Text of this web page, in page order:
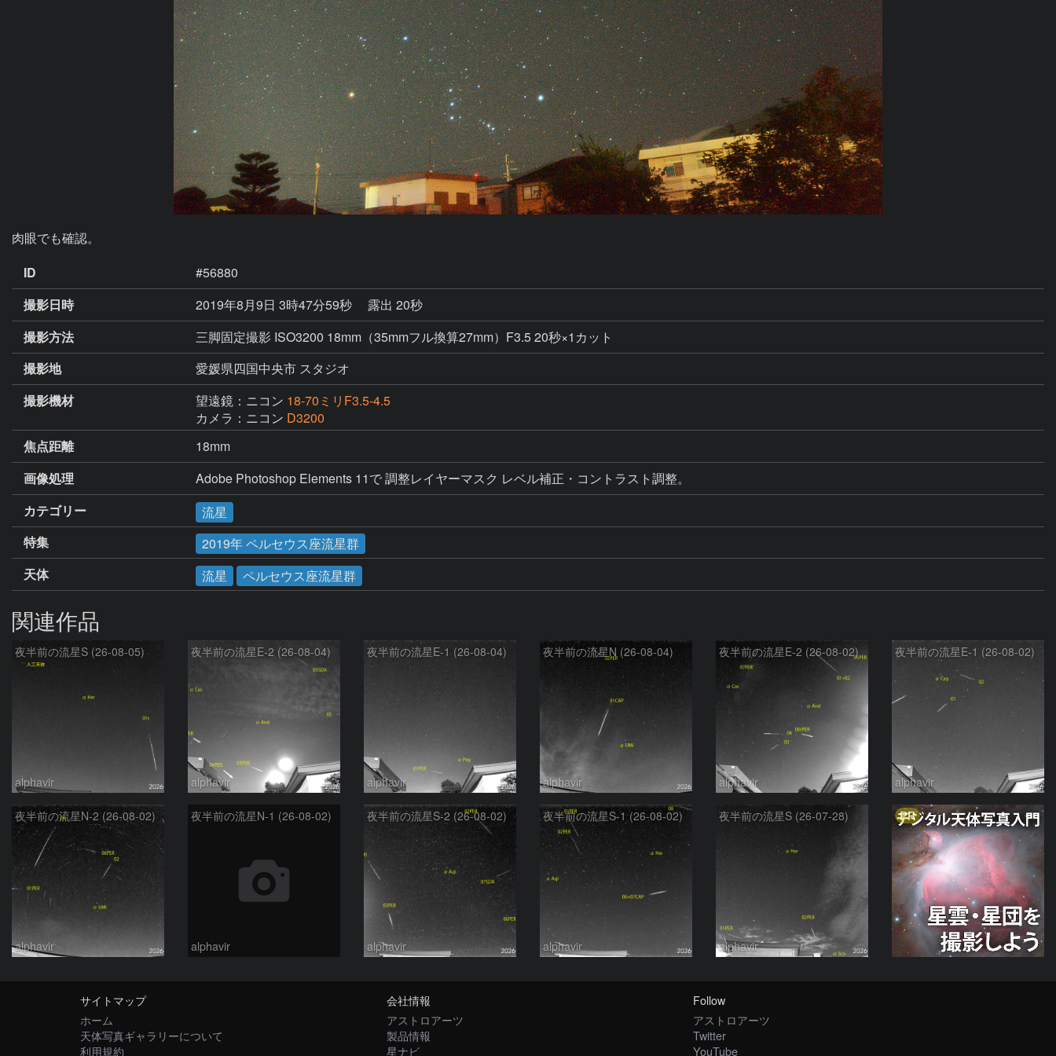
肉眼でも確認。
ID
#56880
撮影日時
2019年8月9日 3時47分59秒
露出 20秒
撮影方法
三脚固定撮影 ISO3200 18mm（35mmフル換算27mm）F3.5 20秒×1カット
撮影地
愛媛県四国中央市 スタジオ
撮影機材
望遠鏡：ニコン 18-70ミリF3.5-4.5
カメラ：ニコン D3200
焦点距離
18mm
画像処理
Adobe Photoshop Elements 11で 調整レイヤーマスク レベル補正・コントラスト調整。
カテゴリー
流星
特集
2019年 ペルセウス座流星群
天体
流星 ペルセウス座流星群
関連作品
夜半前の流星S (26-08-05)
alphavir
夜半前の流星E-2 (26-08-04)
alphavir
夜半前の流星E-1 (26-08-04)
alphavir
夜半前の流星N (26-08-04)
alphavir
夜半前の流星E-2 (26-08-02)
alphavir
夜半前の流星E-1 (26-08-02)
alphavir
夜半前の流星N-2 (26-08-02)
alphavir
夜半前の流星N-1 (26-08-02)
alphavir
夜半前の流星S-2 (26-08-02)
alphavir
夜半前の流星S-1 (26-08-02)
alphavir
夜半前の流星S (26-07-28)
alphavir
PR
サイトマップ
ホーム
天体写真ギャラリーについて
利用規約
会社情報
アストロアーツ
製品情報
星ナビ
Follow
アストロアーツ
Twitter
YouTube